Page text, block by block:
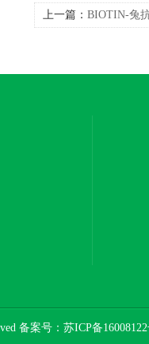
上一篇： BIOTIN-兔
备案号： 苏ICP备